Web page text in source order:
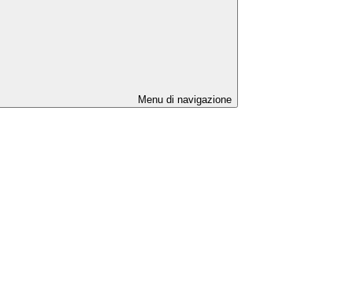
Menu di navigazione